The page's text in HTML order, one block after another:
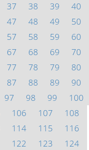
37 38 39
40
47 48 49
50
57 58 59
60
67 68 69
70
77 78 79
80
87 88 89
90
97 98 99
100
106 107
108
114 115
116
122 123
124